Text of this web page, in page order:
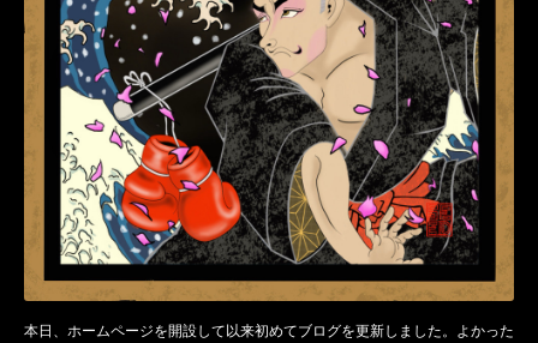
本日、ホームページを開設して以来初めてブログを更新しました。よかった